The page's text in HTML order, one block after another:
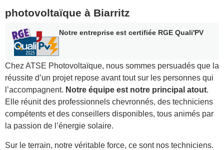
photovoltaïque à Biarritz
Notre entreprise est certifiée RGE Quali'PV
Chez ATSE Photovoltaïque, nous sommes persuadés que la
réussite d’un projet repose avant tout sur les personnes qui
l’accompagnent. Notre équipe est notre principal atout.
Elle réunit des professionnels chevronnés, des techniciens
compétents et des conseillers disponibles, tous animés par
la passion de l’énergie solaire.
Sur le terrain, notre véritable force, ce sont nos techniciens.